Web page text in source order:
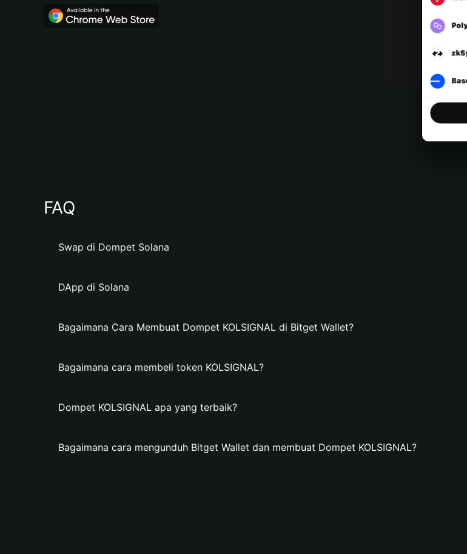
FAQ
Swap di Dompet Solana
DApp di Solana
Bagaimana Cara Membuat Dompet KOLSIGNAL di Bitget Wallet?
Bagaimana cara membeli token KOLSIGNAL?
Dompet KOLSIGNAL apa yang terbaik?
Bagaimana cara mengunduh Bitget Wallet dan membuat Dompet KOLSIGNAL?